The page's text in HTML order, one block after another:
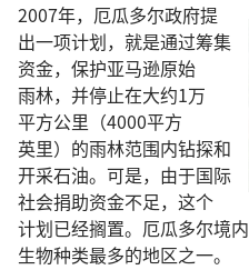
2007年， 厄瓜多尔政府提
出一项计划， 就是通过筹集
资金， 保护亚马逊原始
雨林， 并停止在大约1万
平方公里 （4000平方
英里） 的雨林范围内钻探和
开采石油。 可是， 由于国际
社会捐助资金不足， 这个
计划已经搁置。 厄瓜多尔境内
生物种类最多的地区之一。